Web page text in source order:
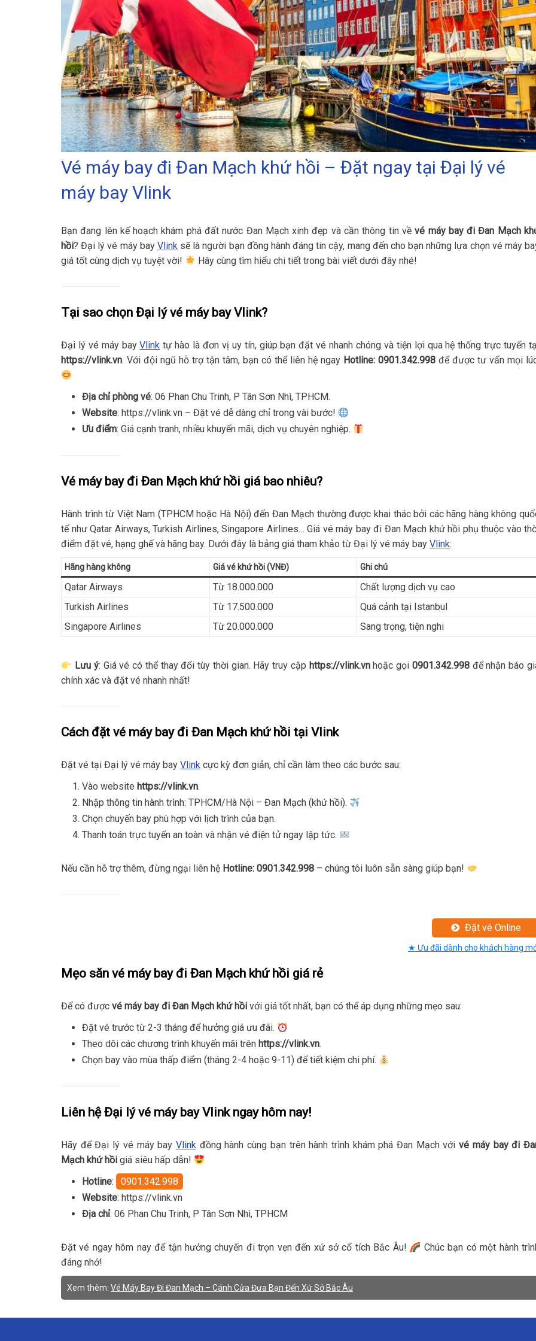
Vé máy bay đi Đan Mạch khứ hồi – Đặt ngay tại Đại lý vé
máy bay Vlink
Bạn đang lên kế hoạch khám phá đất nước Đan Mạch xinh đẹp và cần thông tin vềvé máy bay đi Đan Mạch
hồi? Đại lý vé máy bay Vlinksẽ là người bạn đồng hành đáng tin cậy, mang đến cho bạn những lựa chọn vé máy
giá tốt cùng dịch vụ tuyệt vời!
Hãy cùng tìm hiểu chi tiết trong bài viết dưới đây nhé!
Tại sao chọn Đại lý vé máy bay Vlink?
Đại lý vé máy bayVlink tự hào là đơn vị uy tín, giúp bạn đặt vé nhanh chóng và tiện lợi qua hệ thống trực tuyến
https://vlink.vn. Với đội ngũ hỗ trợ tận tâm, bạn có thể liên hệ ngay Hotline: 0901.342.998 để được tư vấn mọi
Địa chỉ phòng vé: 06 Phan Chu Trinh, P Tân Sơn Nhì, TPHCM.
Website: https://vlink.vn – Đặt vé dễ dàng chỉ trong vài bước!
Ưu điểm: Giá cạnh tranh, nhiều khuyến mãi, dịch vụ chuyên nghiệp.
Vé máy bay đi Đan Mạch khứ hồi giá bao nhiêu?
Hành trình từ Việt Nam (TPHCM hoặc Hà Nội) đến Đan Mạch thường được khai thác bởi các hãng hàng không
tế như Qatar Airways, Turkish Airlines, Singapore Airlines… Giá vé máy bay đi Đan Mạch khứ hồi phụ thuộc vào
điểm đặt vé, hạng ghế và hãng bay. Dưới đây là bảng giá tham khảo từ Đại lý vé máy bay Vlink:
Hãng hàng không Giá vé khứ hồi (VNĐ) Ghi chú
Qatar Airways Từ 18.000.000
Chất lượng dịch vụ cao
Turkish Airlines
Từ 17.500.000
Quá cảnh tại Istanbul
Singapore Airlines
Từ 20.000.000 Sang trọng, tiện nghi
Lưu ý: Giá vé có thể thay đổi tùy thời gian. Hãy truy cập https://vlink.vnhoặc gọi 0901.342.998để nhận báo
chính xác và đặt vé nhanh nhất!
Cách đặt vé máy bay đi Đan Mạch khứ hồi tại Vlink
Đặt vé tại Đại lý vé máy bay Vlink cực kỳ đơn giản, chỉ cần làm theo các bước sau:
Vào website https://vlink.vn.
Nhập thông tin hành trình: TPHCM/Hà Nội – Đan Mạch (khứ hồi).
Chọn chuyến bay phù hợp với lịch trình của bạn.
Thanh toán trực tuyến an toàn và nhận vé điện tử ngay lập tức.
Nếu cần hỗ trợ thêm, đừng ngại liên hệ Hotline: 0901.342.998 – chúng tôi luôn sẵn sàng giúp bạn!
Đặt vé Online
★ Ưu đãi dành cho khách hàng
Mẹo săn vé máy bay đi Đan Mạch khứ hồi giá rẻ
Để có được vé máy bay đi Đan Mạch khứ hồi với giá tốt nhất, bạn có thể áp dụng những mẹo sau:
Đặt vé trước từ 2-3 tháng để hưởng giá ưu đãi.
Theo dõi các chương trình khuyến mãi trên https://vlink.vn.
Chọn bay vào mùa thấp điểm (tháng 2-4 hoặc 9-11) để tiết kiệm chi phí.
Liên hệ Đại lý vé máy bay Vlink ngay hôm nay!
Hãy để Đại lý vé máy bay Vlinkđồng hành cùng bạn trên hành trình khám phá Đan Mạch vớivé máy bay đi
Mạch khứ hồi giá siêu hấp dẫn!
Hotline:
0901.342.998
Website: https://vlink.vn
Địa chỉ: 06 Phan Chu Trinh, P Tân Sơn Nhì, TPHCM
Đặt vé ngay hôm nay để tận hưởng chuyến đi trọn vẹn đến xứ sở cổ tích Bắc Âu!
Chúc bạn có một hành
đáng nhớ!
Xem thêm: Vé Máy Bay Đi Đan Mạch – Cánh Cửa Đưa Bạn Đến Xứ Sở Bắc Âu